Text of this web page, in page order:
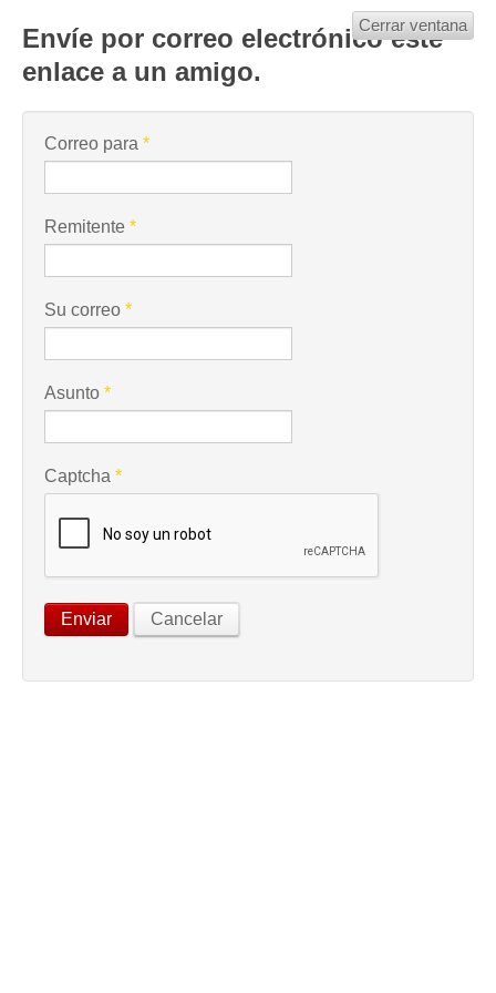
Envíe por correo electrónico este
enlace a un amigo.
Cerrar ventana
Correo para *
Remitente *
Su correo *
Asunto *
Captcha *
Enviar Cancelar